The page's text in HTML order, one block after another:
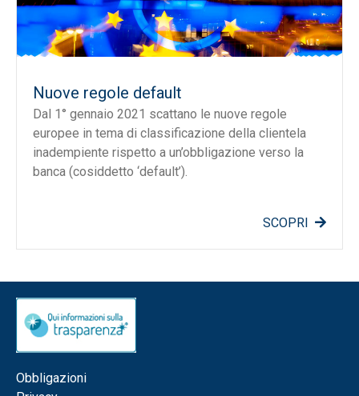
Nuove regole default
Dal 1° gennaio 2021 scattano le nuove regole
europee in tema di classificazione della clientela
inadempiente rispetto a un’obbligazione verso la
banca (cosiddetto ‘default’).
SCOPRI
Obbligazioni